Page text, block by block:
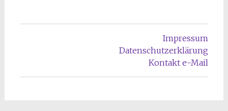
Impressum
Datenschutzerklärung
Kontakt e-Mail